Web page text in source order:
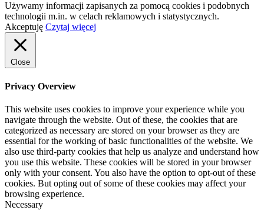
Używamy informacji zapisanych za pomocą cookies i podobnych
technologii m.in. w celach reklamowych i statystycznych.
Akceptuję Czytaj więcej
Close
Privacy Overview
This website uses cookies to improve your experience while you
navigate through the website. Out of these, the cookies that are
categorized as necessary are stored on your browser as they are
essential for the working of basic functionalities of the website. We
also use third-party cookies that help us analyze and understand how
you use this website. These cookies will be stored in your browser
only with your consent. You also have the option to opt-out of these
cookies. But opting out of some of these cookies may affect your
browsing experience.
Necessary